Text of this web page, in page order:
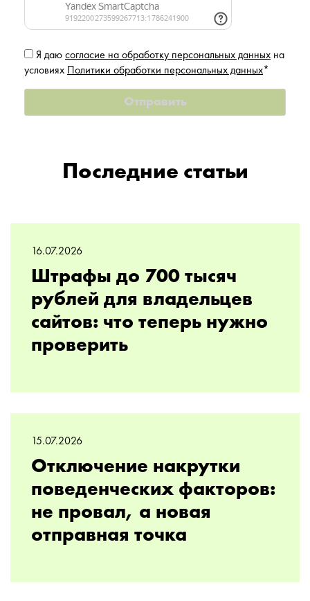
Я даю согласие на обработку персональных данных на
условиях Политики обработки персональных данных*
Последние статьи
16.07.2026
Штрафы до 700 тысяч
рублей для владельцев
сайтов: что теперь нужно
проверить
15.07.2026
Отключение накрутки
поведенческих факторов:
не провал, а новая
отправная точка